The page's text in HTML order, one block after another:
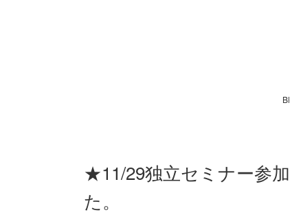
★11/29独立セミナー参
た。